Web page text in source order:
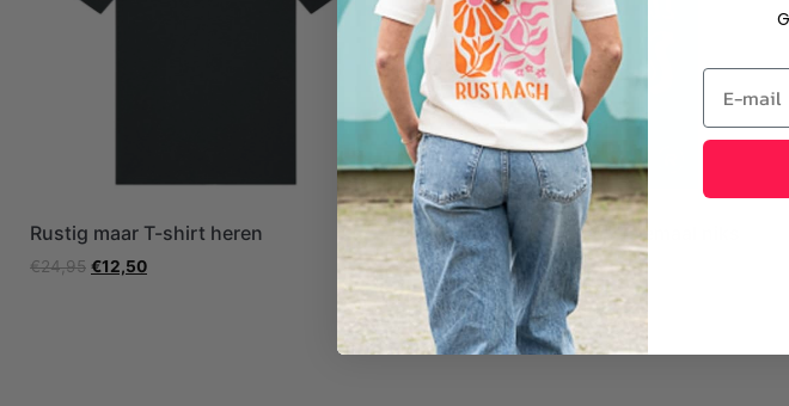
Rustig maar T-shirt heren
€24,95 €12,50
Strandlaken ik moet helemaal niks
€24,95 10,00
Email